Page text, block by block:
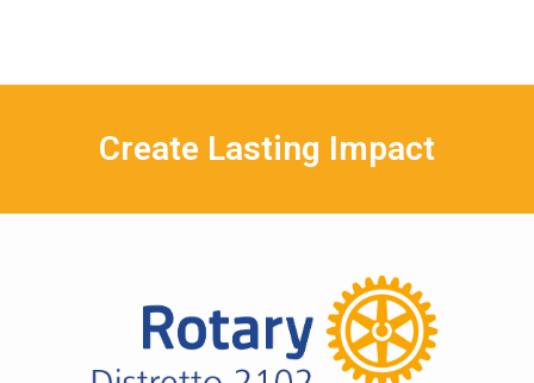
Create Lasting Impact